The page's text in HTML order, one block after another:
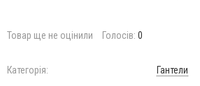
Товар ще не оцінили Голосів: 0
Категорія:
Гантели